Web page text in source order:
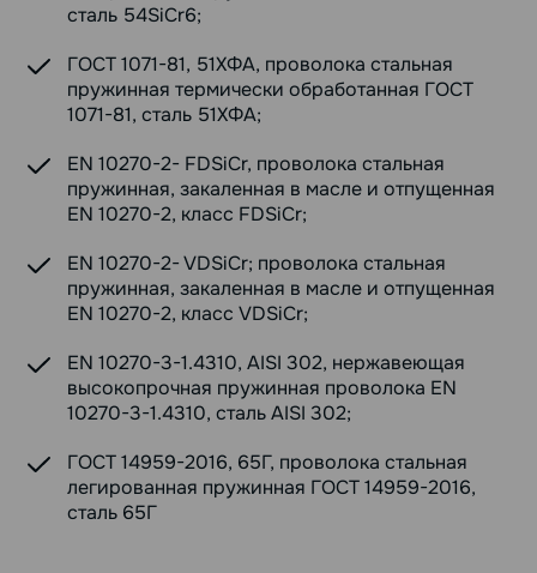
сталь 54SiCr6;
ГОСТ 1071-81, 51ХФА, проволока стальная
пружинная термически обработанная ГОСТ
1071-81, сталь 51ХФА;
EN 10270-2- FDSiCr, проволока стальная
пружинная, закаленная в масле и отпущенная
EN 10270-2, класс FDSiCr;
EN 10270-2- VDSiCr; проволока стальная
пружинная, закаленная в масле и отпущенная
EN 10270-2, класс VDSiCr;
EN 10270-3-1.4310, AISI 302, нержавеющая
высокопрочная пружинная проволока EN
10270-3-1.4310, сталь AISI 302;
ГОСТ 14959-2016, 65Г, проволока стальная
легированная пружинная ГОСТ 14959-2016,
сталь 65Г